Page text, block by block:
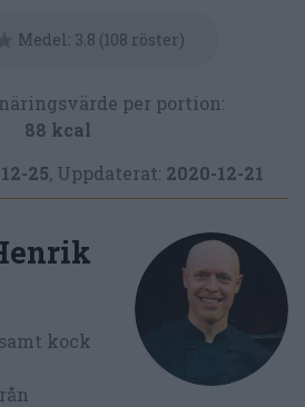
Medel: 3.8 (108 röster)
per portion:
88 kcal
25, Uppdaterat: 2020-12-21
kock